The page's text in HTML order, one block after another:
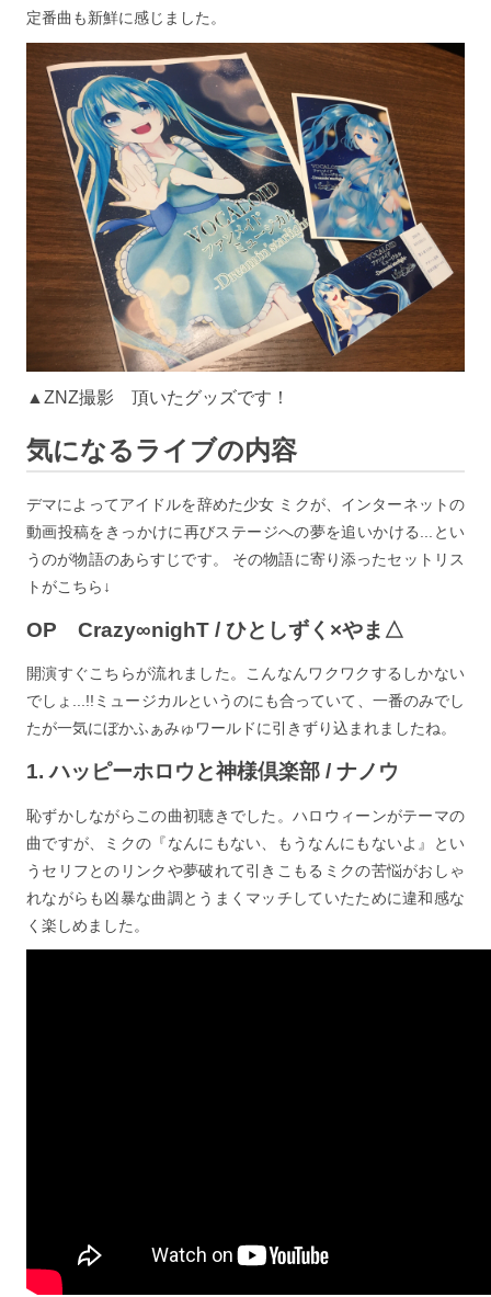
定番曲も新鮮に感じました。
▲ZNZ撮影 頂いたグッズです！
気になるライブの内容
デマによってアイドルを辞めた少女 ミクが、インターネットの
動画投稿をきっかけに再びステージへの夢を追いかける...とい
うのが物語のあらすじです。 その物語に寄り添ったセットリス
トがこちら↓
OP Crazy∞nighT / ひとしずく×やま△
開演すぐこちらが流れました。こんなんワクワクするしかない
でしょ...!!ミュージカルというのにも合っていて、一番のみでし
たが一気にぼかふぁみゅワールドに引きずり込まれましたね。
1. ハッピーホロウと神様倶楽部 / ナノウ
恥ずかしながらこの曲初聴きでした。ハロウィーンがテーマの
曲ですが、ミクの『なんにもない、もうなんにもないよ』とい
うセリフとのリンクや夢破れて引きこもるミクの苦悩がおしゃ
れながらも凶暴な曲調とうまくマッチしていたために違和感な
く楽しめました。